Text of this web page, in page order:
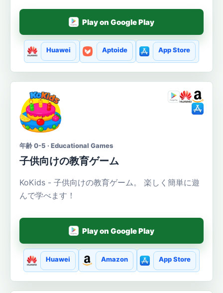
Play on Google Play
Huawei Aptoide App Store
年齢 0-5 · Educational Games
子供向けの教育ゲーム
KoKids - 子供向けの教育ゲーム。 楽しく簡単に遊
んで学べます！
Play on Google Play
Huawei Amazon App Store